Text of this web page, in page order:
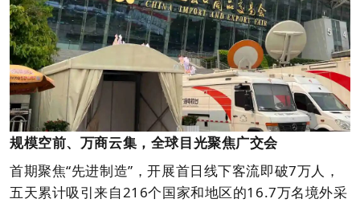
规模空前、万商云集，全球目光聚焦广交会
首期聚焦“先进制造”，开展首日线下客流即破7万人，
五天累计吸引来自216个国家和地区的16.7万名境外采